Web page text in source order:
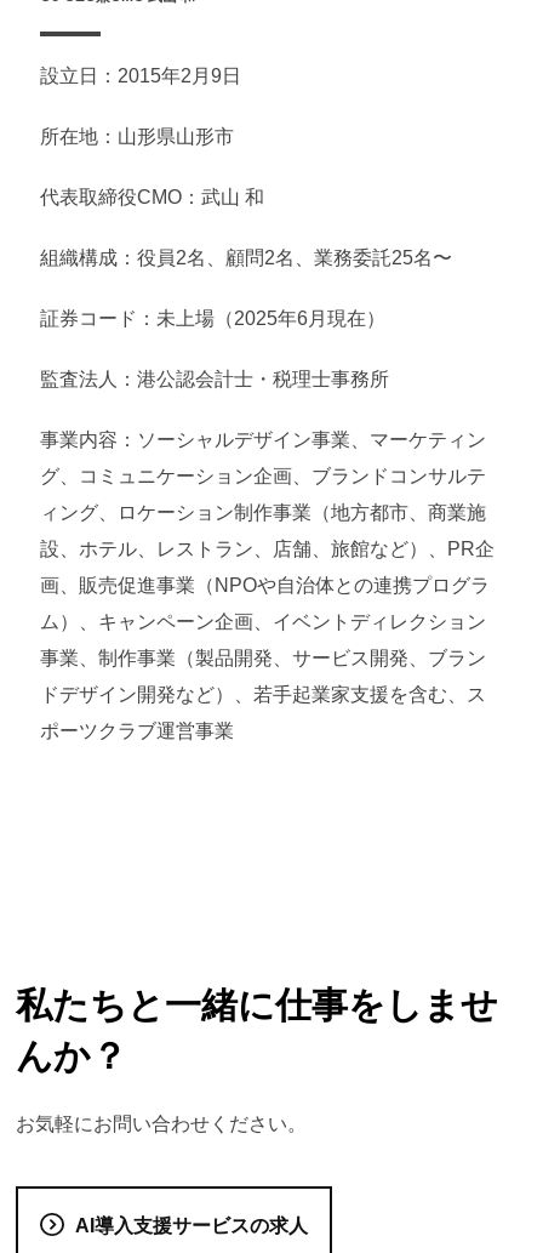
設立日：2015年2月9日
所在地：山形県山形市
代表取締役CMO：武山 和
組織構成：役員2名、顧問2名、業務委託25名〜
証券コード：未上場（2025年6月現在）
監査法人：港公認会計士・税理士事務所
事業内容：ソーシャルデザイン事業、マーケティン
グ、コミュニケーション企画、ブランドコンサルテ
ィング、ロケーション制作事業（地方都市、商業施
設、ホテル、レストラン、店舗、旅館など）、PR企
画、販売促進事業（NPOや自治体との連携プログラ
ム）、キャンペーン企画、イベントディレクション
事業、制作事業（製品開発、サービス開発、ブラン
ドデザイン開発など）、若手起業家支援を含む、ス
ポーツクラブ運営事業
私たちと一緒に仕事をしませ
んか？
お気軽にお問い合わせください。
AI導入支援サービスの求人